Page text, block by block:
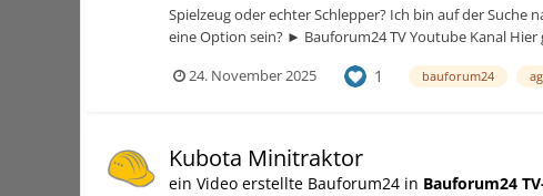
Spielzeug oder echter Schlepper? Ich bin auf der
eine Option sein? ► Bauforum24 TV Youtube Kanal
24. November 2025
1 bauforum24
Kubota Minitraktor
ein Video erstellte Bauforum24 in Bauforum24